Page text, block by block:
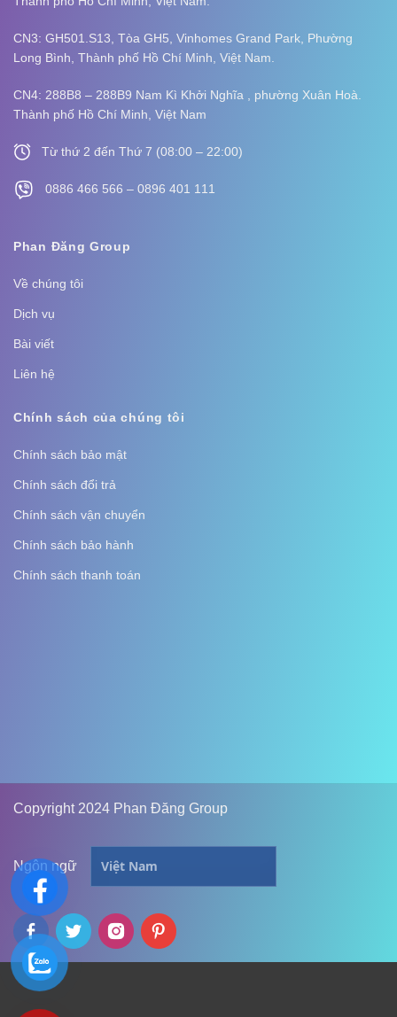
CN3: GH501.S13, Tòa GH5, Vinhomes Grand Park, Phường
Long Bình, Thành phố Hồ Chí Minh, Việt Nam.
CN4: 288B8 – 288B9 Nam Kì Khởi Nghĩa , phường Xuân Hoà.
Thành phố Hồ Chí Minh, Việt Nam
Từ thứ 2 đến Thứ 7 (08:00 – 22:00)
0886 466 566 – 0896 401 111
Phan Đăng Group
Về chúng tôi
Dịch vụ
Bài viết
Liên hệ
Chính sách của chúng tôi
Chính sách bảo mật
Chính sách đổi trả
Chính sách vận chuyển
Chính sách bảo hành
Chính sách thanh toán
Copyright 2024 Phan Đăng Group
Ngôn ngữ